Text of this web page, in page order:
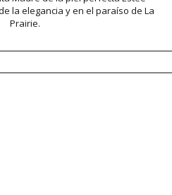
la elegancia y en el paraíso de La
Prairie.